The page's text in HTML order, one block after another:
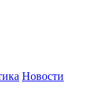
Новости